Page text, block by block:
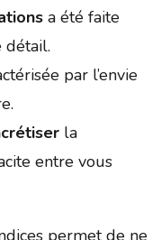
a été faite
détail.
par l’envie
la
entre vous
permet de ne